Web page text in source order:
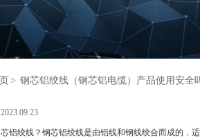
> 钢芯铝绞线（钢芯铝电缆）产品使用安全
2023.09.23
铝绞线？钢芯铝绞线是由铝线和钢线绞合而成的，